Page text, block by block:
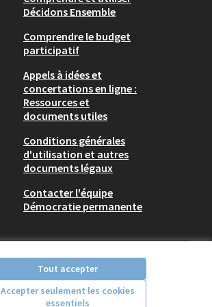
Tout accepter
Accepter seulement les cookies
essentiels
Décidons Ensemble
Comprendre le budget
participatif
Appels à idées et
concertations en ligne :
Ressources et
documents utiles
Conditions générales
d'utilisation et autres
documents légaux
Contacter l'équipe
Démocratie permanente